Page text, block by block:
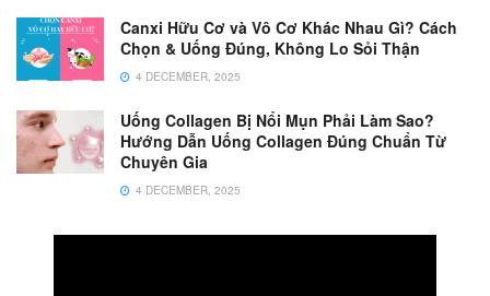
Canxi Hữu Cơ và Vô Cơ Khác Nhau Gì? Cách
Chọn & Uống Đúng, Không Lo Sỏi Thận
4 DECEMBER, 2025
Uống Collagen Bị Nổi Mụn Phải Làm Sao?
Hướng Dẫn Uống Collagen Đúng Chuẩn Từ
Chuyên Gia
4 DECEMBER, 2025